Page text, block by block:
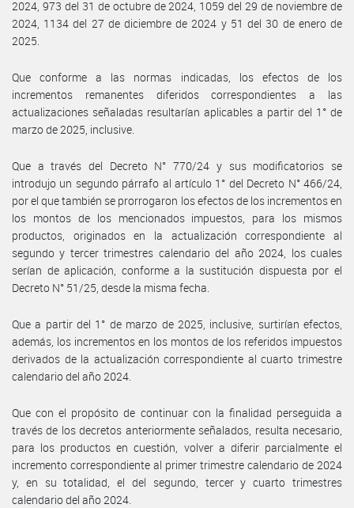
2024, 973 del 31 de octubre de 2024, 1059 del 29 de noviembre de
2024, 1134 del 27 de diciembre de 2024 y 51 del 30 de enero de
2025.
Que conforme a las normas indicadas, los efectos de los
incrementos remanentes diferidos correspondientes a las
actualizaciones señaladas resultarían aplicables a partir del 1° de
marzo de 2025, inclusive.
Que a través del Decreto N° 770/24 y sus modificatorios se
introdujo un segundo párrafo al artículo 1° del Decreto N° 466/24,
por el que también se prorrogaron los efectos de los incrementos en
los montos de los mencionados impuestos, para los mismos
productos, originados en la actualización correspondiente al
segundo y tercer trimestres calendario del año 2024, los cuales
serían de aplicación, conforme a la sustitución dispuesta por el
Decreto N° 51/25, desde la misma fecha.
Que a partir del 1° de marzo de 2025, inclusive, surtirían efectos,
además, los incrementos en los montos de los referidos impuestos
derivados de la actualización correspondiente al cuarto trimestre
calendario del año 2024.
Que con el propósito de continuar con la finalidad perseguida a
través de los decretos anteriormente señalados, resulta necesario,
para los productos en cuestión, volver a diferir parcialmente el
incremento correspondiente al primer trimestre calendario de 2024
y, en su totalidad, el del segundo, tercer y cuarto trimestres
calendario del año 2024.